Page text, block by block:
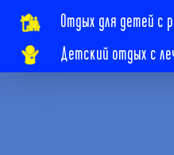
Отдых для детей с
Детский отдых с